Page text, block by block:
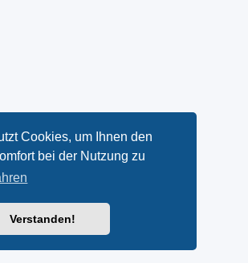
Cookies, um Ihnen den
bei der Nutzung zu
Verstanden!